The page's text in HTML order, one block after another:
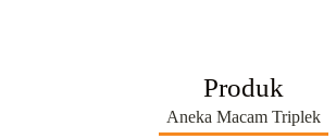
Produk
Aneka Macam Triplek